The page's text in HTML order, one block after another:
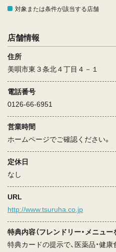
対象または条件が該当する店舗
店舗情報
住所
美唄市東３条北４丁目４－１
電話番号
0126-66-6951
営業時間
ホームページでご確認ください。
定休日
なし
URL
http://www.tsuruha.co.jp
特典内容（フレンドリー・メニュー
特典カードの提示で、医薬品・健